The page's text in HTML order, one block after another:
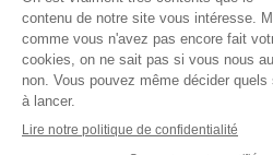
profond, vous pouvez
dans une solution à parts
blanc pendant environ 10
passer en machine. Cette
fixer la couleur dès le premier
les vêtements ne dégorgent